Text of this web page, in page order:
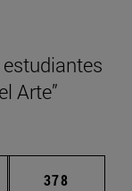
Arte”
intermedias
Página
378